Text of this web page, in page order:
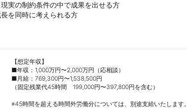
現実の制約条件の中で成果を出せる方
を同時に考えられる方
【想定年収】
■年収：1,000万円〜2,000万円（応相談）
■月給：769,300円〜1,538,500円
（固定残業代45時間　199,000円〜397,800円を含む）
※45時間を超える時間外労働分については、別途支給いたします。